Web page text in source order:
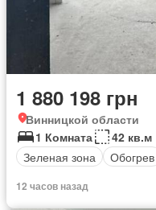
1 880 198 грн
Винницкой области
1 Комната
42 кв.м
Зеленая зона
Обогрев
12 часов назад